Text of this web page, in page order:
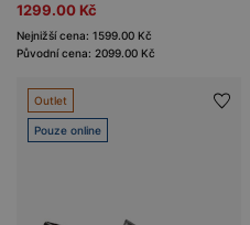
1299.00 Kč
Nejnižší cena: 1599.00 Kč
Původní cena: 2099.00 Kč
Outlet
Pouze online